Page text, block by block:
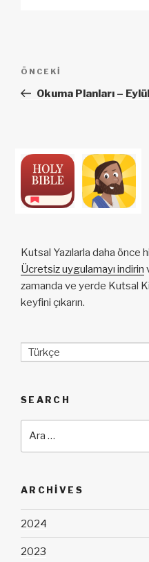
Yazı
Önceki
Yazı
ÖNCEKI
Okuma Planları –
Kutsal Yazılarla daha önce
Ücretsiz uygulamayı indirin
zamanda ve yerde Kutsal
keyfini çıkarın.
Türkçe
SEARCH
ARCHIVES
2024
2023